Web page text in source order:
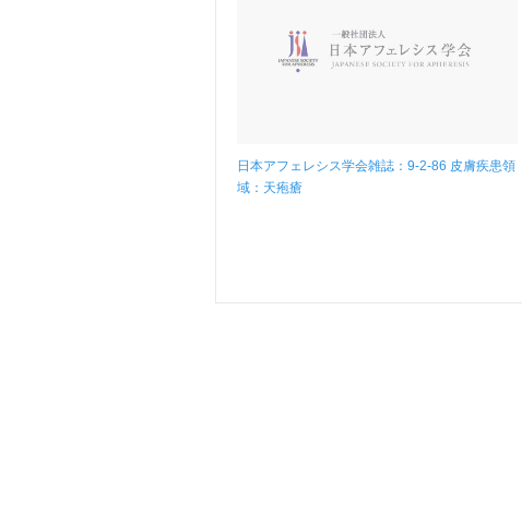
日本アフェレシス学会雑誌：9-2-86 皮膚疾患領
域：天疱瘡